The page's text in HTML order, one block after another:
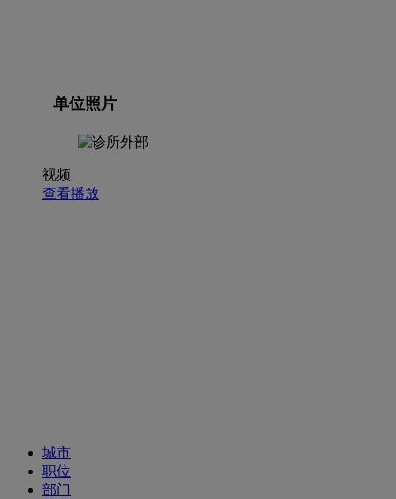
单位照片
视频
查看播放
城市
职位
部门